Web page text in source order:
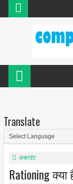
Translate
अकाउंट
Rationing क्या